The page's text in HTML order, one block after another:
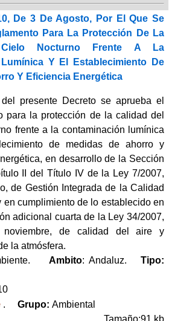
De 3 De Agosto, Por El Que Se
Para La Protección De La
Nocturno Frente A La
Y El Establecimiento De
Y Eficiencia Energética
presente Decreto se aprueba el
para la protección de la calidad del
frente a la contaminación lumínica
de medidas de ahorro y
en desarrollo de la Sección
II del Título IV de la Ley 7/2007,
de Gestión Integrada de la Calidad
en cumplimiento de lo establecido en
adicional cuarta de la Ley 34/2007,
de calidad del aire y
la atmósfera.
Ambito: Andaluz.Tipo:
. Grupo: Ambiental
Tamaño:91 kb